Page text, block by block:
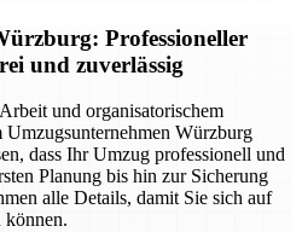
Professioneller
und zuverlässig
und organisatorischem
Würzburg
dass Ihr Umzug professionell und
Planung bis hin zur Sicherung
alle Details, damit Sie sich auf
können.